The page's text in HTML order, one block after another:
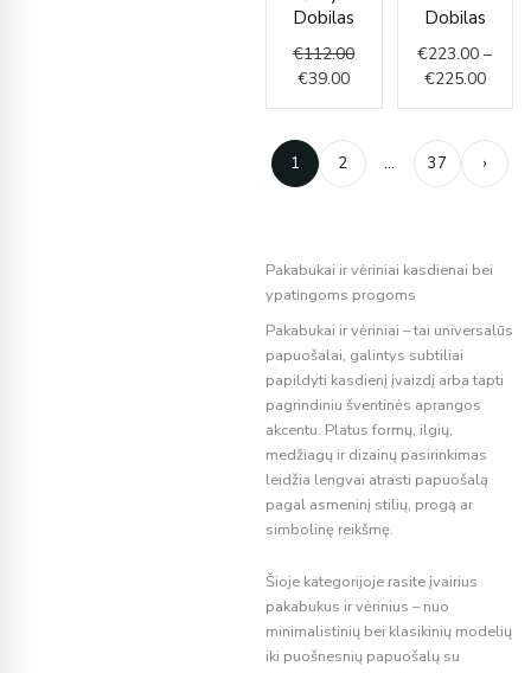
Dobilas
€112.00
€39.00
Dobilas
€223.00 –
€225.00
1 2 … 37 ›
Pakabukai ir vėriniai kasdienai bei
ypatingoms progoms
Pakabukai ir vėriniai – tai universalūs
papuošalai, galintys subtiliai
papildyti kasdienį įvaizdį arba tapti
pagrindiniu šventinės aprangos
akcentu. Platus formų, ilgių,
medžiagų ir dizainų pasirinkimas
leidžia lengvai atrasti papuošalą
pagal asmeninį stilių, progą ar
simbolinę reikšmę.
Šioje kategorijoje rasite įvairius
pakabukus ir vėrinius – nuo
minimalistinių bei klasikinių modelių
iki puošnesnių papuošalų su